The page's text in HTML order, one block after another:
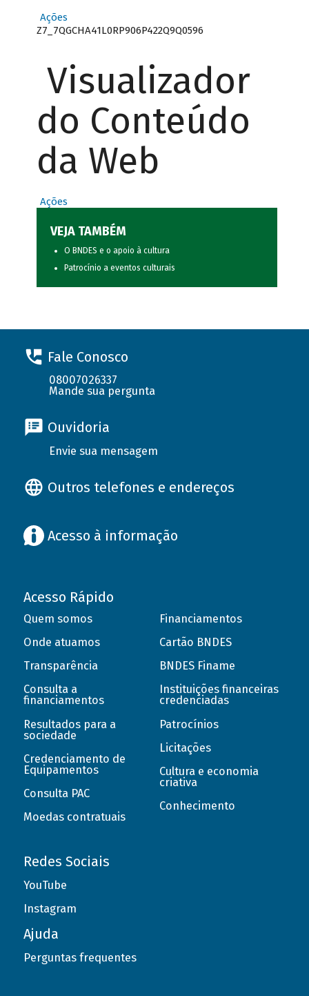
Ações
Z7_7QGCHA41L0RP906P422Q9Q0596
Visualizador
do Conteúdo
da Web
Ações
VEJA TAMBÉM
O BNDES e o apoio à cultura
Patrocínio a eventos culturais
Fale Conosco
08007026337
Mande sua pergunta
Ouvidoria
Envie sua mensagem
Outros telefones e endereços
Acesso à informação
Acesso Rápido
Quem somos
Onde atuamos
Transparência
Consulta a
financiamentos
Resultados para a
sociedade
Credenciamento de
Equipamentos
Consulta PAC
Moedas contratuais
Financiamentos
Cartão BNDES
BNDES Finame
Instituições financeiras
credenciadas
Patrocínios
Licitações
Cultura e economia
criativa
Conhecimento
Redes Sociais
YouTube
Instagram
Ajuda
Perguntas frequentes